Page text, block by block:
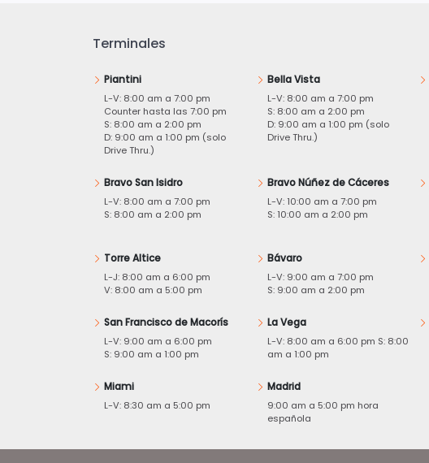
Terminales
Piantini
L-V: 8:00 am a 7:00 pm
Counter hasta las 7:00 pm
S: 8:00 am a 2:00 pm
D: 9:00 am a 1:00 pm (solo
Drive Thru.)
Bella Vista
L-V: 8:00 am a 7:00 pm
S: 8:00 am a 2:00 pm
D: 9:00 am a 1:00 pm (solo
Drive Thru.)
Bravo San Isidro
L-V: 8:00 am a 7:00 pm
S: 8:00 am a 2:00 pm
Bravo Núñez de Cáceres
L-V: 10:00 am a 7:00 pm
S: 10:00 am a 2:00 pm
Torre Altice
L-J: 8:00 am a 6:00 pm
V: 8:00 am a 5:00 pm
Bávaro
L-V: 9:00 am a 7:00 pm
S: 9:00 am a 2:00 pm
San Francisco de Macorís
L-V: 9:00 am a 6:00 pm
S: 9:00 am a 1:00 pm
La Vega
L-V: 8:00 am a 6:00 pm S: 8:00
am a 1:00 pm
Miami
L-V: 8:30 am a 5:00 pm
Madrid
9:00 am a 5:00 pm hora
española